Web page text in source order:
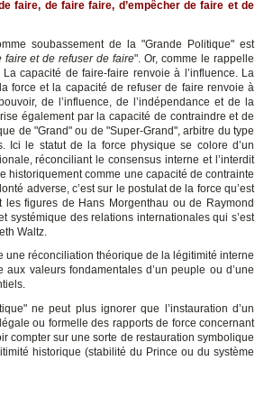
faire, de faire faire, d’empêcher de faire et de
soubassement de la "Grande Politique" est
faire et de refuser de faire". Or, comme le rappelle
capacité de faire-faire renvoie à l’influence. La
force et la capacité de refuser de faire renvoie à
de l’influence, de l’indépendance et de la
également par la capacité de contraindre et de
de "Grand" ou de "Super-Grand", arbitre du type
le statut de la force physique se colore d’un
réconciliant le consensus interne et l’interdit
historiquement comme une capacité de contrainte
adverse, c’est sur le postulat de la force qu’est
figures de Hans Morgenthau ou de Raymond
systémique des relations internationales qui s’est
Waltz.
une réconciliation théorique de la légitimité interne
valeurs fondamentales d’un peuple ou d’une
ne peut plus ignorer que l’instauration d’un
ou formelle des rapports de force concernant
compter sur une sorte de restauration symbolique
historique (stabilité du Prince ou du système